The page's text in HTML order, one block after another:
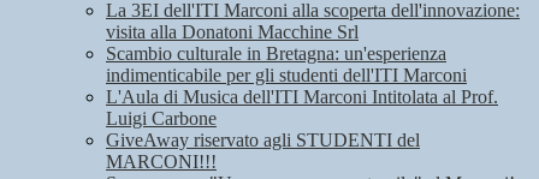
La 3EI dell'ITI Marconi alla scoperta dell'innovazione:
visita alla Donatoni Macchine Srl
Scambio culturale in Bretagna: un'esperienza
indimenticabile per gli studenti dell'ITI Marconi
L'Aula di Musica dell'ITI Marconi Intitolata al Prof.
Luigi Carbone
GiveAway riservato agli STUDENTI del
MARCONI!!!